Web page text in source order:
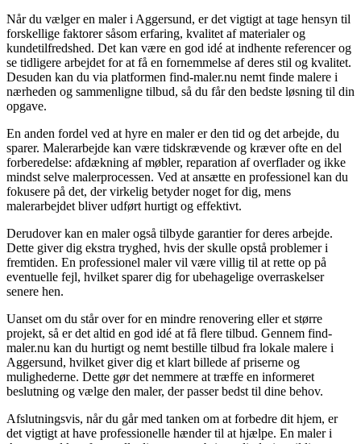
Når du vælger en maler i Aggersund, er det vigtigt at tage hensyn til
forskellige faktorer såsom erfaring, kvalitet af materialer og
kundetilfredshed. Det kan være en god idé at indhente referencer og
se tidligere arbejdet for at få en fornemmelse af deres stil og kvalitet.
Desuden kan du via platformen find-maler.nu nemt finde malere i
nærheden og sammenligne tilbud, så du får den bedste løsning til din
opgave.
En anden fordel ved at hyre en maler er den tid og det arbejde, du
sparer. Malerarbejde kan være tidskrævende og kræver ofte en del
forberedelse: afdækning af møbler, reparation af overflader og ikke
mindst selve malerprocessen. Ved at ansætte en professionel kan du
fokusere på det, der virkelig betyder noget for dig, mens
malerarbejdet bliver udført hurtigt og effektivt.
Derudover kan en maler også tilbyde garantier for deres arbejde.
Dette giver dig ekstra tryghed, hvis der skulle opstå problemer i
fremtiden. En professionel maler vil være villig til at rette op på
eventuelle fejl, hvilket sparer dig for ubehagelige overraskelser
senere hen.
Uanset om du står over for en mindre renovering eller et større
projekt, så er det altid en god idé at få flere tilbud. Gennem find-
maler.nu kan du hurtigt og nemt bestille tilbud fra lokale malere i
Aggersund, hvilket giver dig et klart billede af priserne og
mulighederne. Dette gør det nemmere at træffe en informeret
beslutning og vælge den maler, der passer bedst til dine behov.
Afslutningsvis, når du går med tanken om at forbedre dit hjem, er
det vigtigt at have professionelle hænder til at hjælpe. En maler i